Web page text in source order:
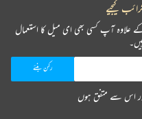
کیجیے
علاوہ آپ کسی بھی ای میل کا استعمال
اس سے متفق ہوں